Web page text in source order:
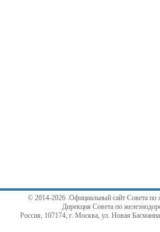
© 2014-2026 .Официальный сайт Совета по
Дирекция Совета по
Россия, 107174, г. Москва, ул. Новая